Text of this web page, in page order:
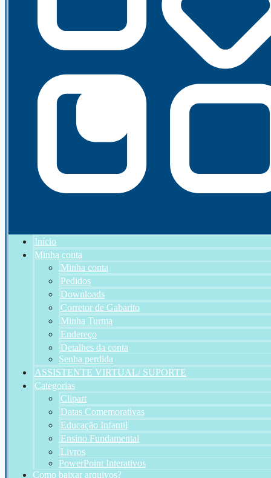
Início
Minha conta
Minha conta
Pedidos
Downloads
Corretor de Gabarito
Minha Turma
Endereço
Detalhes da conta
Senha perdida
ASSISTENTE VIRTUAL/ SUPORTE
Categorias
Clipart
Datas Comemorativas
Educação Infantil
Ensino Fundamental
Livros
PowerPoint Interativos
Como baixar arquivos?